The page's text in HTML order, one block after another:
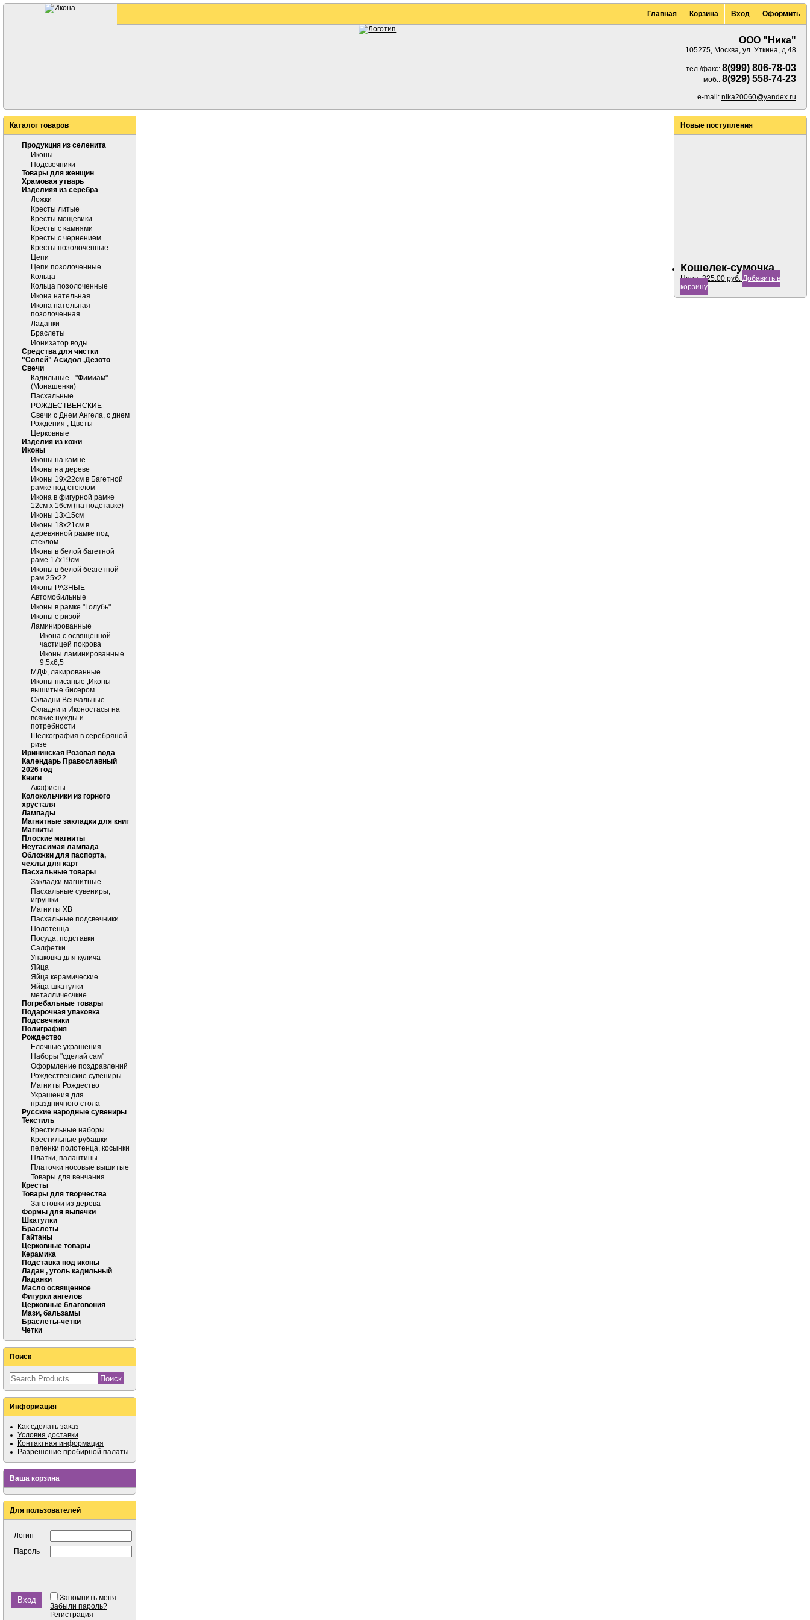
Оформить
Вход
Корзина
Главная
ООО "Ника"
105275, Москва, ул. Уткина, д.48
тел./факс: 8(999) 806-78-03
моб.: 8(929) 558-74-23
e-mail: nika20060@yandex.ru
Каталог товаров
Продукция из селенита
Иконы
Подсвечники
Товары для женщин
Храмовая утварь
Изделияя из серебра
Ложки
Кресты литые
Кресты мощевики
Кресты с камнями
Кресты с чернением
Кресты позолоченные
Цепи
Цепи позолоченные
Кольца
Кольца позолоченные
Икона нательная
Икона нательная
позолоченная
Ладанки
Браслеты
Ионизатор воды
Средства для чистки
"Солей" Асидол ,Дезото
Cвечи
Кадильные - "Фимиам"
(Монашенки)
Пасхальные
РОЖДЕСТВЕНСКИЕ
Свечи с Днем Ангела, с днем
Рождения , Цветы
Церковные
Изделия из кожи
Иконы
Иконы на камне
Иконы на дереве
Иконы 19х22см в Багетной
рамке под стеклом
Икона в фигурной рамке
12см х 16см (на подставке)
Иконы 13х15см
Иконы 18х21см в
деревянной рамке под
стеклом
Иконы в белой багетной
раме 17х19см
Иконы в белой беагетной
рам 25х22
Иконы РАЗНЫЕ
Автомобильные
Иконы в рамке "Голубь"
Иконы с ризой
Ламинированные
Икона с освященной
частицей покрова
Иконы ламинированные
9,5х6,5
МДФ, лакированные
Иконы писаные ,Иконы
вышитые бисером
Складни Венчальные
Складни и Иконостасы на
всякие нужды и
потребности
Шелкография в серебряной
ризе
Ирининская Розовая вода
Календарь Православный
2026 год
Книги
Акафисты
Колокольчики из горного
хрусталя
Лампады
Магнитные закладки для книг
Магниты
Плоские магниты
Неугасимая лампада
Обложки для паспорта,
чехлы для карт
Пасхальные товары
Закладки магнитные
Пасхальные сувениры,
игрушки
Магниты ХВ
Пасхальные подсвечники
Полотенца
Посуда, подставки
Салфетки
Упаковка для кулича
Яйца
Яйца керамические
Яйца-шкатулки
металличесчкие
Погребальные товары
Подарочная упаковка
Подсвечники
Полиграфия
Рождество
Ёлочные украшения
Наборы "сделай сам"
Оформление поздравлений
Рождественские сувениры
Магниты Рождество
Украшения для
праздничного стола
Русские народные сувениры
Текстиль
Крестильные наборы
Крестильные рубашки
пеленки полотенца, косынки
Платки, палантины
Платочки носовые вышитые
Товары для венчания
Кресты
Товары для творчества
Заготовки из дерева
Формы для выпечки
Шкатулки
Браслеты
Гайтаны
Церковные товары
Керамика
Подставка под иконы
Ладан , уголь кадильный
Ладанки
Масло освященное
Фигурки ангелов
Церковные благовония
Мази, бальзамы
Браслеты-четки
Четки
Поиск
Информация
Как сделать заказ
Условия доставки
Контактная информация
Разрешение пробирной палаты
Ваша корзина
Для пользователей
Логин
Пароль
Запомнить меня
Забыли пароль?
Регистрация
Новые поступления
Кошелек-сумочка
Цена:325.00руб. Добавить в
корзину